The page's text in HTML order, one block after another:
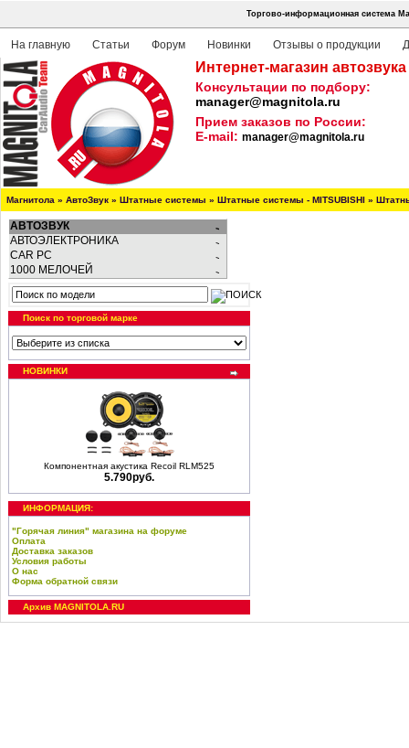
Торгово-информационная система
На главную Статьи Форум Новинки Отзывы о продукции
Интернет-магазин
Консультации по подбору:
manager@magnitola.ru
Прием заказов по России:
E-mail: manager@magnitola.ru
Магнитола » АвтоЗвук » Штатные системы » Штатные системы - MITSUBISHI »
АВТОЗВУК
АВТОЭЛЕКТРОНИКА
CAR PC
1000 МЕЛОЧЕЙ
Поиск по торговой марке
НОВИНКИ
Компонентная акустика Recoil RLM525
5.790руб.
ИНФОРМАЦИЯ:
"Горячая линия" магазина на форуме
Оплата
Доставка заказов
Условия работы
О нас
Форма обратной связи
Архив MAGNITOLA.RU